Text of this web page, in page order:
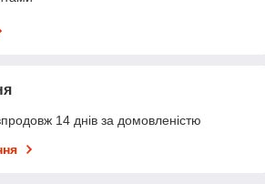
14 днів за домовленістю